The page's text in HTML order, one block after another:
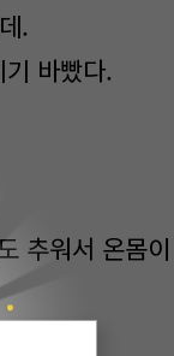
.
바빴다.
추워서 온몸
다.